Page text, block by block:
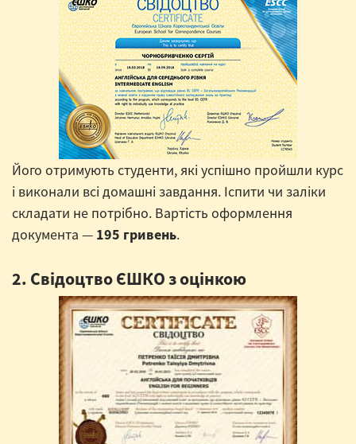
Його отримують студенти, які успішно пройшли курс
і виконали всі домашні завдання. Іспити чи заліки
складати не потрібно. Вартість оформлення
документа — 195 гривень.
2. Свідоцтво ЄШКО з оцінкою